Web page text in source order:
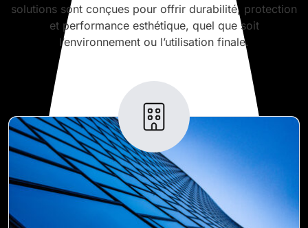
solutions sont conçues pour offrir durabilité, protection
et performance esthétique, quel que soit
l’environnement ou l’utilisation finale.